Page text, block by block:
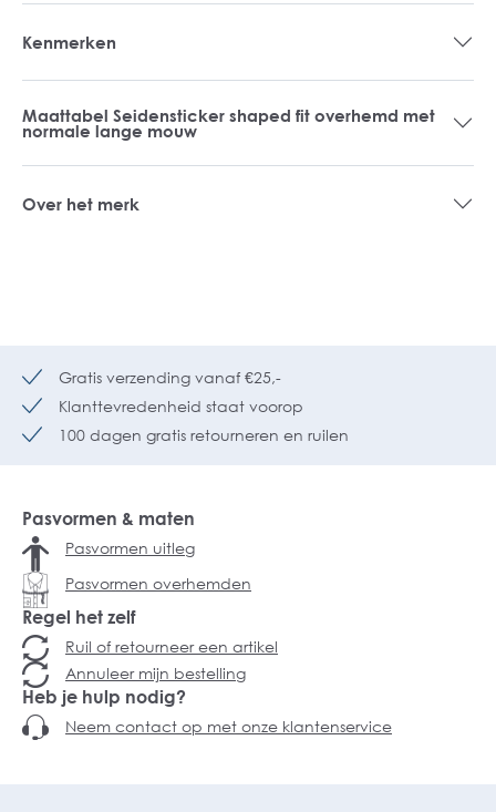
Kenmerken
Maattabel Seidensticker shaped fit overhemd met
normale lange mouw
Over het merk
Gratis verzending vanaf €25,-
Klanttevredenheid staat voorop
100 dagen gratis retourneren en ruilen
Pasvormen & maten
Pasvormen uitleg
Pasvormen overhemden
Regel het zelf
Ruil of retourneer een artikel
Annuleer mijn bestelling
Heb je hulp nodig?
Neem contact op met onze klantenservice